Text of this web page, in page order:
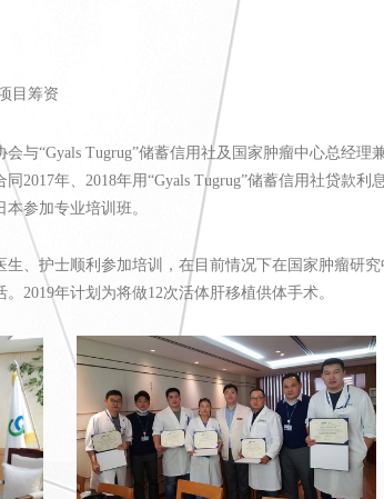
目筹资
与“Gyals Tugrug”储蓄信用社及国家肿瘤中心总经理
2017年、2018年用“Gyals Tugrug”储蓄信用社贷款
参加专业培训班。
、护士顺利参加培训，在目前情况下在国家肿瘤研
2019年计划为将做12次活体肝移植供体手术。